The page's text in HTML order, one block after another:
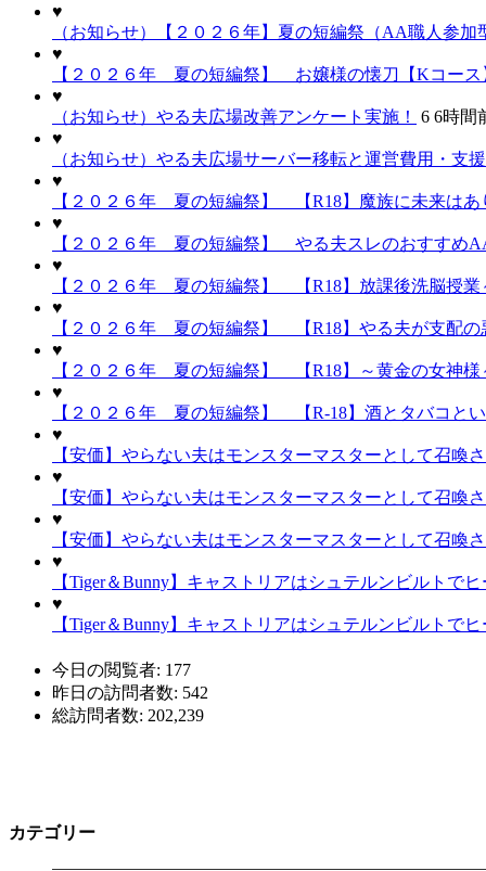
♥
（お知らせ）【２０２６年】夏の短編祭（AA職人参加
♥
【２０２６年 夏の短編祭】 お嬢様の懐刀【Kコース
♥
（お知らせ）やる夫広場改善アンケート実施！
6 6時間
♥
（お知らせ）やる夫広場サーバー移転と運営費用・支
♥
【２０２６年 夏の短編祭】 【R18】魔族に未来は
♥
【２０２６年 夏の短編祭】 やる夫スレのおすすめ
♥
【２０２６年 夏の短編祭】 【R18】放課後洗脳授
♥
【２０２６年 夏の短編祭】 【R18】やる夫が支配の
♥
【２０２６年 夏の短編祭】 【R18】～黄金の女神
♥
【２０２６年 夏の短編祭】 【R-18】酒とタバコと
♥
【安価】やらない夫はモンスターマスターとして召
♥
【安価】やらない夫はモンスターマスターとして召
♥
【安価】やらない夫はモンスターマスターとして召
♥
【Tiger＆Bunny】キャストリアはシュテルンビルトで
♥
【Tiger＆Bunny】キャストリアはシュテルンビルトで
今日の閲覧者: 177
昨日の訪問者数: 542
総訪問者数: 202,239
カテゴリー